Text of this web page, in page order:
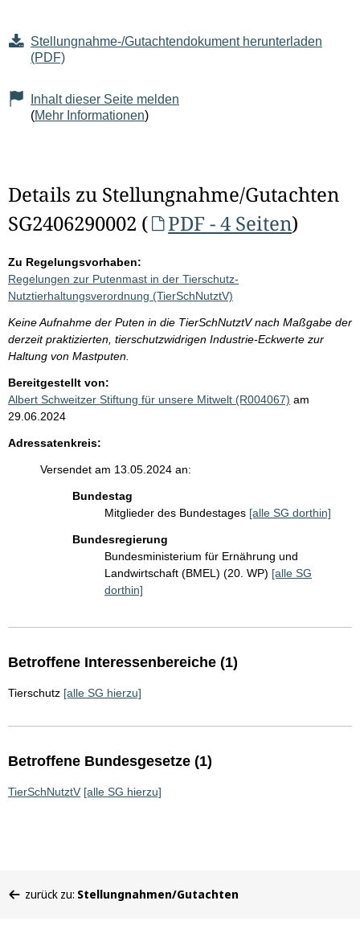
Stellungnahme-/Gutachtendokument herunterladen
(PDF)
Inhalt dieser Seite melden
(Mehr Informationen)
Details zu Stellungnahme/Gutachten
SG2406290002 (
PDF - 4 Seiten)
Zu Regelungsvorhaben:
Regelungen zur Putenmast in der Tierschutz-
Nutztierhaltungsverordnung (TierSchNutztV)
Keine Aufnahme der Puten in die TierSchNutztV nach Maßgabe der
derzeit praktizierten, tierschutzwidrigen Industrie-Eckwerte zur
Haltung von Mastputen.
Bereitgestellt von:
Albert Schweitzer Stiftung für unsere Mitwelt (R004067) am
29.06.2024
Adressatenkreis:
Versendet am 13.05.2024 an:
Bundestag
Mitglieder des Bundestages [alle SG dorthin]
Bundesregierung
Bundesministerium für Ernährung und
Landwirtschaft (BMEL) (20. WP) [alle SG
dorthin]
Betroffene Interessenbereiche (1)
Tierschutz [alle SG hierzu]
Betroffene Bundesgesetze (1)
TierSchNutztV [alle SG hierzu]
befinden
zurück zu: Stellungnahmen/Gutachten